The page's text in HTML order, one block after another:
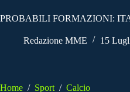
PROBABILI FORMAZIONI:
Redazione MME 15
Home / Sport / Calcio